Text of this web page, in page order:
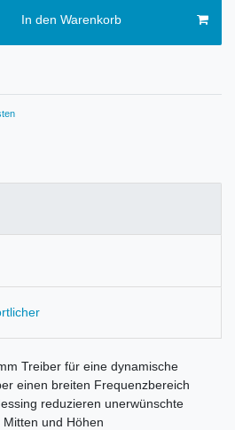
In den Warenkorb
Treiber für eine dynamische
einen breiten Frequenzbereich
reduzieren unerwünschte
und Höhen